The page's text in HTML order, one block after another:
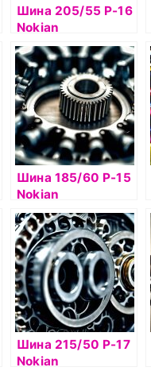
Шина 205/55 Р-16
Nokian
Hakkapelitta 9 94T
б/к шип
Шина 185/60 Р-15
Nokian
Hakkapelitta 8 88T
б/к шип
Шина 215/50 Р-17
Nokian